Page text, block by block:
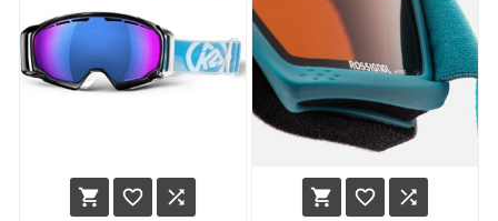
     